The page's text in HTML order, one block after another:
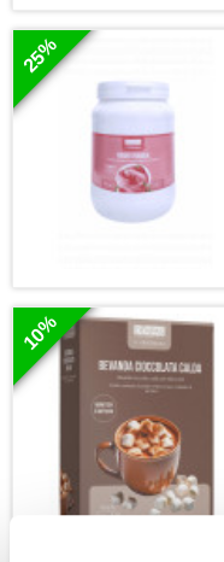
proteine e fibre e basso
25%
di proteine.
10%